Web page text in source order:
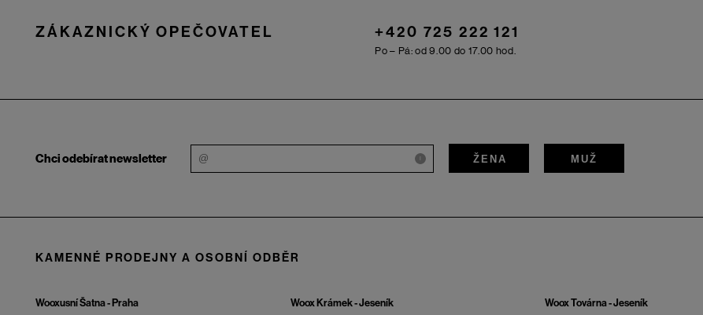
ZÁKAZNICKÝ OPEČOVATEL +420 725 222 121
Po – Pá: od 9.00 do 17.00 hod.
Chci odebírat newsletter i ŽENA MUŽ
KAMENNÉ PRODEJNY A OSOBNÍ ODBĚR
Wooxusní Šatna - Praha Woox Krámek - Jeseník Woox Továrna - Jeseník